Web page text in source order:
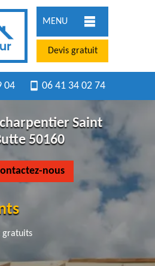
MENU
Devis gratuit
04 06 41 34 02 74
Saint
50160
nous
gratuits